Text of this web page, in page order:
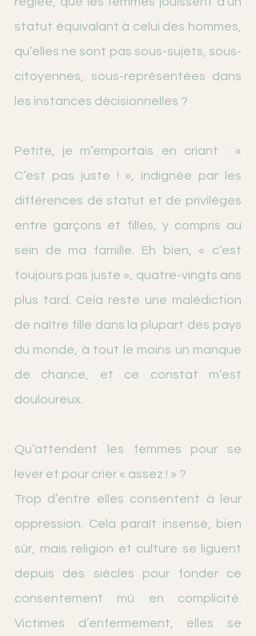
statut équivalant à celui des hommes,
qu’elles ne sont pas sous-sujets, sous-
citoyennes, sous-représentées dans
les instances décisionnelles ?
Petite, je m’emportais en criant : «
C’est pas juste ! », indignée par les
différences de statut et de privilèges
entre garçons et filles, y compris au
sein de ma famille. Eh bien, « c’est
toujours pas juste », quatre-vingts ans
plus tard. Cela reste une malédiction
de naître fille dans la plupart des pays
du monde, à tout le moins un manque
de chance, et ce constat m’est
douloureux.
Qu’attendent les femmes pour se
lever et pour crier « assez ! » ?
Trop d’entre elles consentent à leur
oppression. Cela paraît insensé, bien
sûr, mais religion et culture se liguent
depuis des siècles pour fonder ce
consentement mû en complicité.
Victimes d’enfermement, elles se